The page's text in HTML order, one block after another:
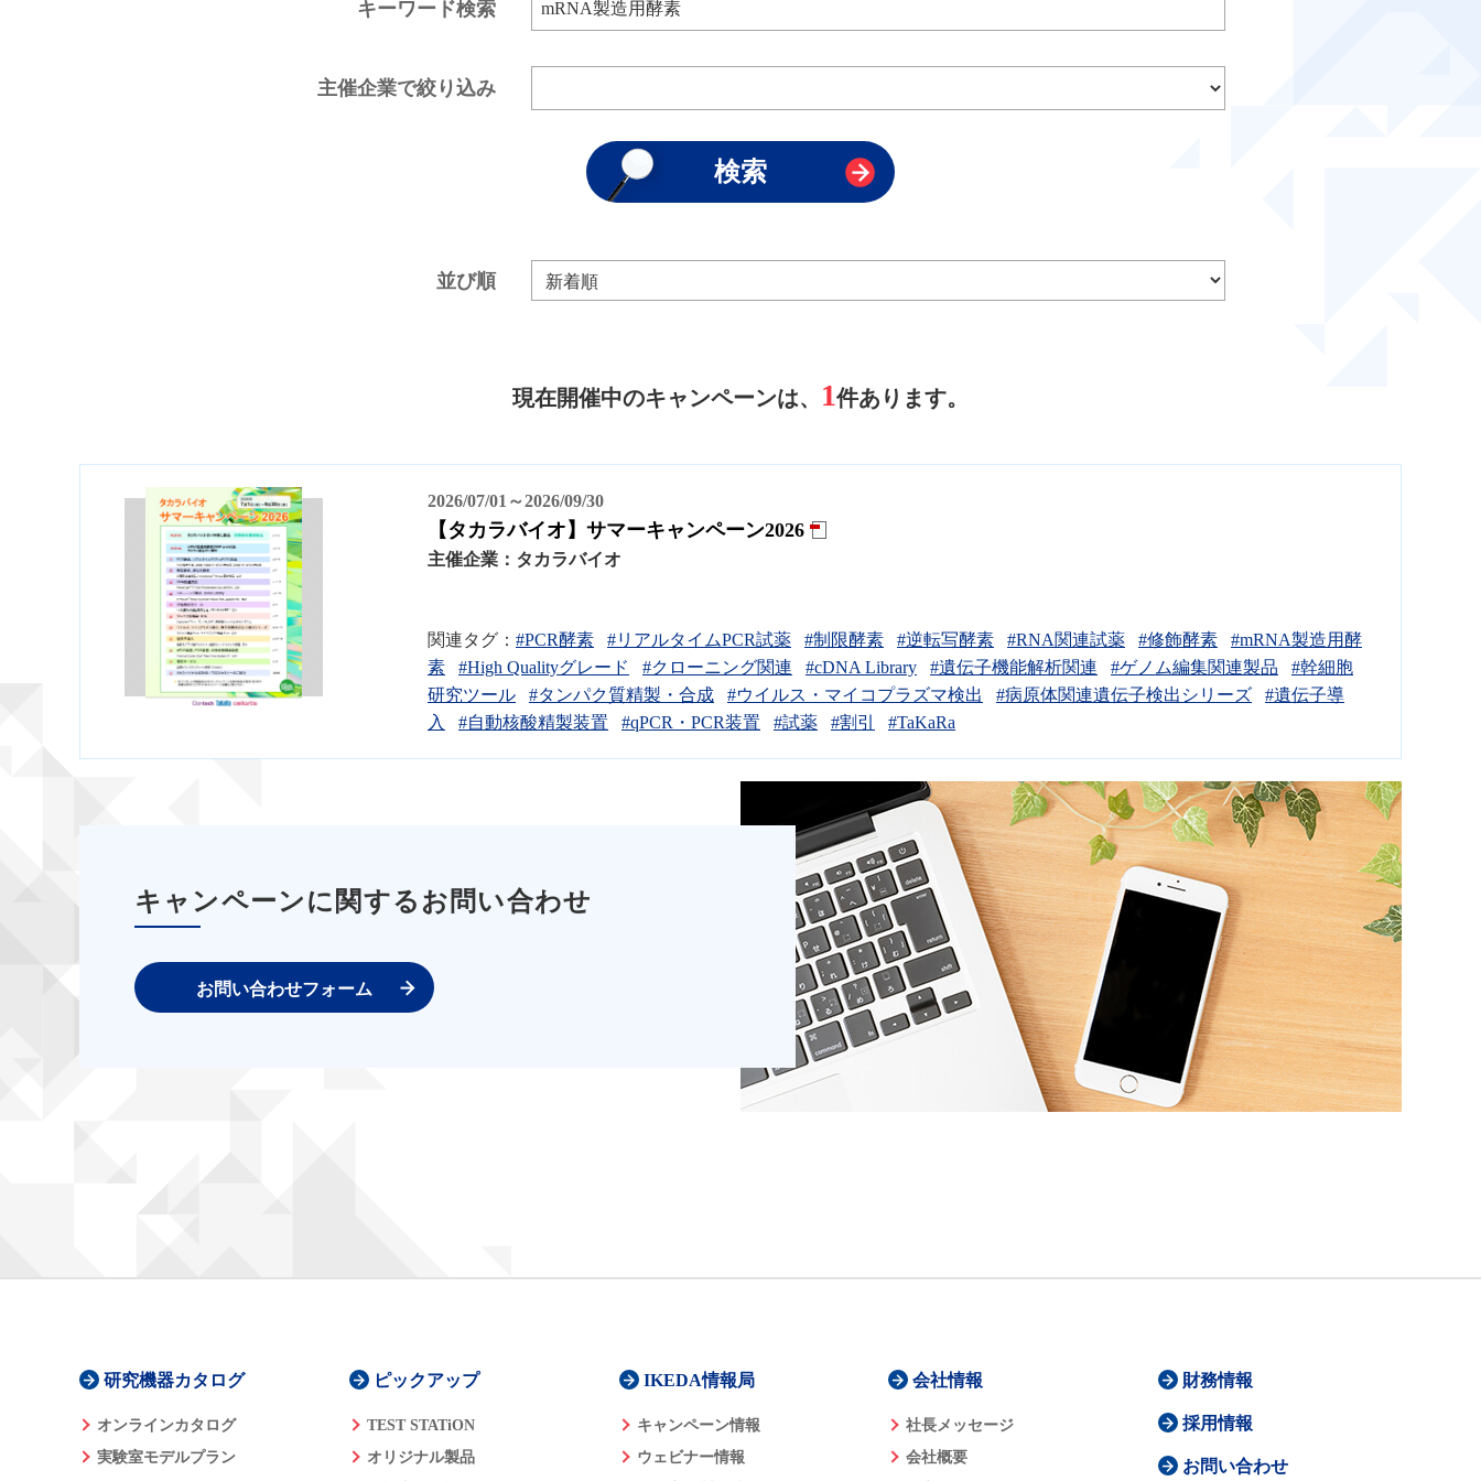
キーワード検索
主催企業で絞り込み
並び順
現在開催中のキャンペーンは、 1件あります。
2026/07/01～2026/09/30
【タカラバイオ】サマーキャンペーン2026
主催企業： タカラバイオ
関連タグ： #PCR酵素 #リアルタイムPCR試薬 #制限酵素 #逆転写酵素 #RNA関連試薬 #修飾酵素
#mRNA製造用酵
素
#High Qualityグレード #クローニング関連 #cDNA Library #遺伝子機能解析関連 #ゲノム編集関連製品
#幹細胞
研究ツール
#タンパク質精製・合成 #ウイルス・マイコプラズマ検出 #病原体関連遺伝子検出シリーズ
#遺伝子導
入
#自動核酸精製装置 #qPCR・PCR装置 #試薬 #割引 #TaKaRa
キャンペーンに関するお問い合わせ
お問い合わせフォーム
研究機器カタログ
オンラインカタログ
実験室モデルプラン
ピックアップ
TEST STATiON
オリジナル製品
IKEDA情報局
キャンペーン情報
ウェビナー情報
会社情報
社長メッセージ
会社概要
財務情報
採用情報
お問い合わせ